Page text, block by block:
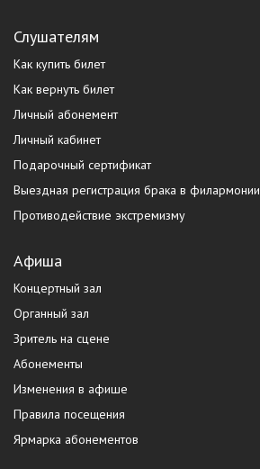
Слушателям
Как купить билет
Как вернуть билет
Личный абонемент
Личный кабинет
Подарочный сертификат
Выездная регистрация брака в филармонии
Противодействие экстремизму
Афиша
Концертный зал
Органный зал
Зритель на сцене
Абонементы
Изменения в афише
Правила посещения
Ярмарка абонементов